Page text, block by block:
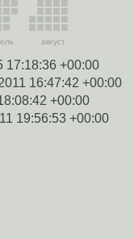
август
17:18:36 +00:00
16:47:42 +00:00
+00:00
19:56:53 +00:00